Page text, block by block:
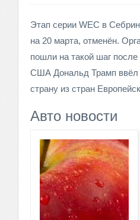
Этап серии WEC в
на 20 марта, отменён.
пошли на такой шаг после
США Дональд Трамп ввёл
страну из стран
Авто новости